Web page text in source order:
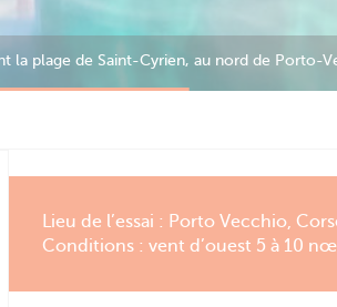
à 17 nœuds, un peu après le déjaugeage.
Lieu de l’essai : Porto Vecchio,
Conditions : vent d’ouest 5 à 10